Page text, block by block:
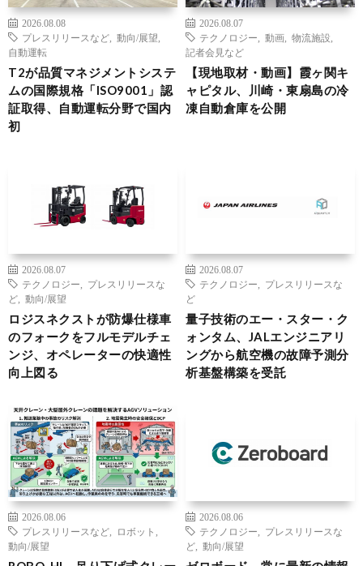
2026.08.08
プレスリリースなど
動向/展望
自動運転
T2が品質マネジメントシステ
ムの国際規格「ISO9001」認
証取得、自動運転分野で国内
初
2026.08.07
テクノロジー
動画 物流施設
記者会見など
【現地取材・動画】霞ヶ関キ
ャピタル、川崎・東扇島の冷
凍自動倉庫を公開
2026.08.07
テクノロジー
プレスリリースな
ど
動向/展望
ロジスネクストが防爆仕様車
のフォークをフルモデルチェ
ンジ、オペレーターの快適性
向上図る
2026.08.07
テクノロジー
プレスリリースな
ど
量子技術のエー・スター・ク
ォンタム、JALエンジニアリ
ングから航空機の故障予測分
析基盤構築を受託
2026.08.06
プレスリリースなど
ロボット
動向/展望
2026.08.06
テクノロジー
プレスリリースな
ど
動向/展望